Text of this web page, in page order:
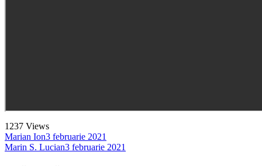
1237 Views
Marian Ion3 februarie 2021
Marin S. Lucian3 februarie 2021